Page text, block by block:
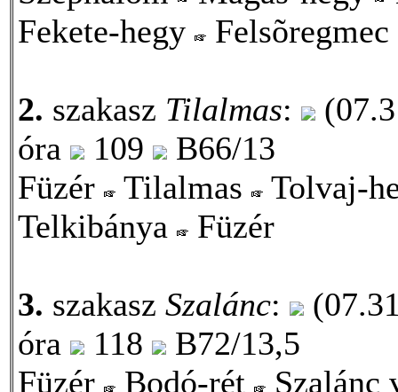
Fekete-hegy
Felsõregmec
2. szakasz Tilalmas:
óra
109
B66/13
Füzér
Tilalmas
Tolvaj-
Telkibánya
Füzér
3. szakasz Szalánc:
óra
118
B72/13,5
Füzér
Bodó-rét
Szalánc